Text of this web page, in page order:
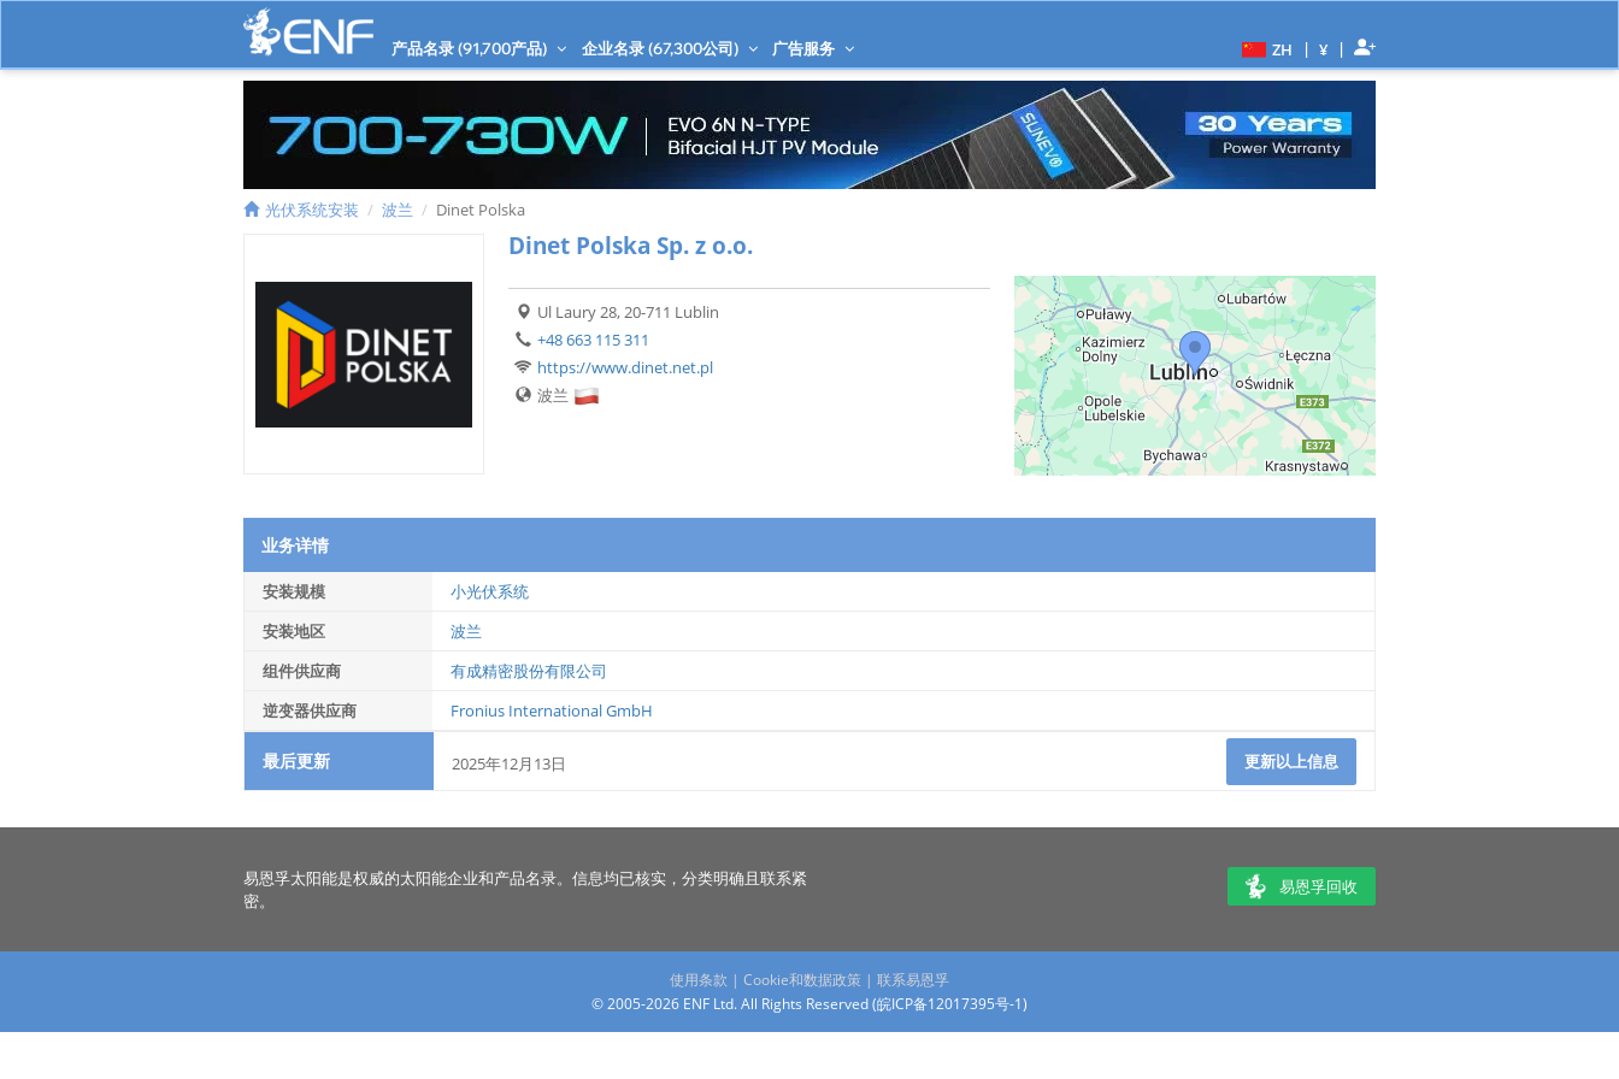
产品名录 (91,700产品) 企业名录 (67,300公司) 广告服务 ZH | ¥ |
光伏系统安装 波兰 Dinet Polska
Dinet Polska Sp. z o.o.
Ul Laury 28, 20-711 Lublin
+48 663 115 311
https://www.dinet.net.pl
波兰
业务详情
安装规模
小光伏系统
安装地区
波兰
组件供应商
有成精密股份有限公司
逆变器供应商
Fronius International GmbH
最后更新 2025年12月13日 更新以上信息
易恩孚太阳能是权威的太阳能企业和产品名录。信息均已核实，分类明确且联系紧
密。
易恩孚回收
使用条款 | Cookie和数据政策 | 联系易恩孚
© 2005-2026 ENF Ltd. All Rights Reserved (皖ICP备12017395号-1)